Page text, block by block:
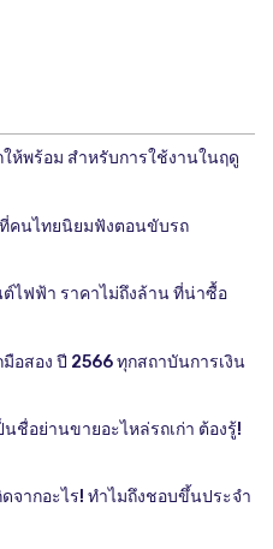
ให้พร้อม สำหรับการใช้งานในฤดู
คนไทยนิยมฟังตอนขับรถ
ไฟฟ้า ราคาไม่ถึงล้าน ที่น่าซื้อ
อสอง ปี 2566 ทุกสถาบันการเงิน
นชื่อย่านขายอะไหล่รถเก่า ต้องรู้!
จากอะไร! ทำไมถึงชอบขึ้นประจำ